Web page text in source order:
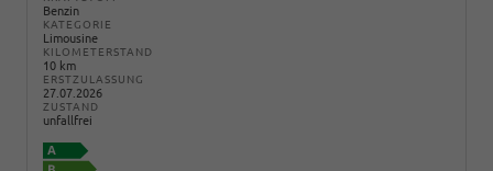
Benzin
KATEGORIE
Limousine
KILOMETERSTAND
10 km
ERSTZULASSUNG
27.07.2026
ZUSTAND
unfallfrei